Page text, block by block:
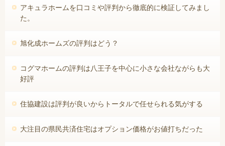
アキュラホームを口コミや評判から徹底的に検証してみまし
た。
旭化成ホームズの評判はどう？
コグマホームの評判は八王子を中心に小さな会社ながらも大
好評
住協建設は評判が良いからトータルで任せられる気がする
大注目の県民共済住宅はオプション価格がお値打ちだった